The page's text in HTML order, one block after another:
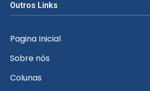
Outros Links
Pagina Inicial
Sobre nós
Colunas